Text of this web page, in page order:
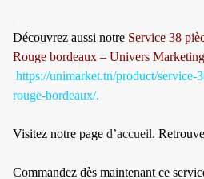
Découvrez aussi notre Service 38
Rouge bordeaux – Univers Marketing
https://unimarket.tn/product/service-
rouge-bordeaux/.
Visitez notre page d’accueil.
Commandez dès maintenant ce